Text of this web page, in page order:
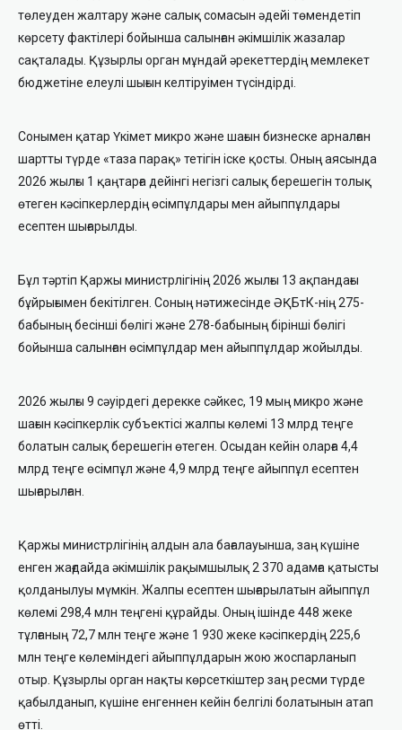
төлеуден жалтару және салық сомасын әдейі төмендетіп
көрсету фактілері бойынша салынған әкімшілік жазалар
сақталады. Құзырлы орган мұндай әрекеттердің мемлекет
бюджетіне елеулі шығын келтіруімен түсіндірді.
Сонымен қатар Үкімет микро және шағын бизнеске арналған
шартты түрде «таза парақ» тетігін іске қосты. Оның аясында
2026 жылғы 1 қаңтарға дейінгі негізгі салық берешегін толық
өтеген кәсіпкерлердің өсімпұлдары мен айыппұлдары
есептен шығарылды.
Бұл тәртіп Қаржы министрлігінің 2026 жылғы 13 ақпандағы
бұйрығымен бекітілген. Соның нәтижесінде ӘҚБтК-нің 275-
бабының бесінші бөлігі және 278-бабының бірінші бөлігі
бойынша салынған өсімпұлдар мен айыппұлдар жойылды.
2026 жылғы 9 сәуірдегі дерекке сәйкес, 19 мың микро және
шағын кәсіпкерлік субъектісі жалпы көлемі 13 млрд теңге
болатын салық берешегін өтеген. Осыдан кейін оларға 4,4
млрд теңге өсімпұл және 4,9 млрд теңге айыппұл есептен
шығарылған.
Қаржы министрлігінің алдын ала бағалауынша, заң күшіне
енген жағдайда әкімшілік рақымшылық 2 370 адамға қатысты
қолданылуы мүмкін. Жалпы есептен шығарылатын айыппұл
көлемі 298,4 млн теңгені құрайды. Оның ішінде 448 жеке
тұлғаның 72,7 млн теңге және 1 930 жеке кәсіпкердің 225,6
млн теңге көлеміндегі айыппұлдарын жою жоспарланып
отыр. Құзырлы орган нақты көрсеткіштер заң ресми түрде
қабылданып, күшіне енгеннен кейін белгілі болатынын атап
өтті.